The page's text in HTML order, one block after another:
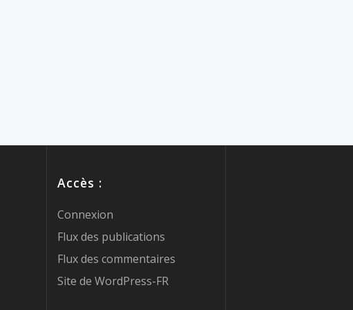
Accès :
Connexion
Flux des publications
Flux des commentaires
Site de WordPress-FR